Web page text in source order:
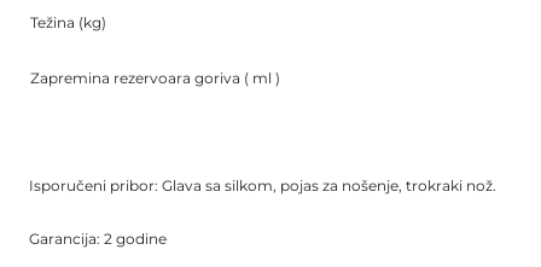
Težina (kg)
Zapremina rezervoara goriva ( ml )
Isporučeni pribor: Glava sa silkom, pojas za nošenje, trokraki nož.
Garancija: 2 godine